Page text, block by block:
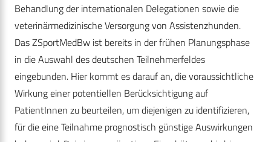
Behandlung der internationalen Delegationen sowie die
veterinärmedizinische Versorgung von Assistenzhunden.
Das ZSportMedBw ist bereits in der frühen Planungsphase
in die Auswahl des deutschen Teilnehmerfeldes
eingebunden. Hier kommt es darauf an, die voraussichtliche
Wirkung einer potentiellen Berücksichtigung auf
PatientInnen zu beurteilen, um die­jenigen zu identifizieren,
für die eine Teilnahme prognostisch ­günstige Auswirkungen